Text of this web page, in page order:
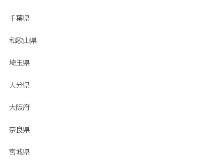
千葉県
和歌山県
埼玉県
大分県
大阪府
奈良県
宮城県